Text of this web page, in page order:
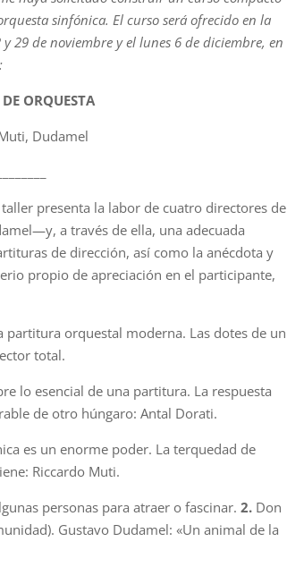
sinfónica. El curso será ofrecido en la
29 de noviembre y el lunes 6 de diciembre, en
ORQUESTA
Dudamel
presenta la labor de cuatro directores de
a través de ella, una adecuada
de dirección, así como la anécdota y
propio de apreciación en el participante,
partitura orquestal moderna. Las dotes de un
total.
lo esencial de una partitura. La respuesta
de otro húngaro: Antal Dorati.
es un enorme poder. La terquedad de
Riccardo Muti.
personas para atraer o fascinar.2. Don
Gustavo Dudamel: «Un animal de la